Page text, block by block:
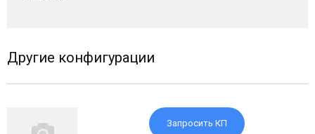
Другие конфигурации
Запросить КП